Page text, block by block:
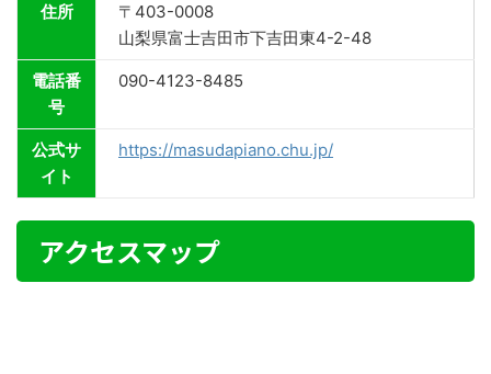
住所
〒403-0008
山梨県富士吉田市下吉田東4-2-48
電話番
号
090-4123-8485
公式サ
イト
https://masudapiano.chu.jp/
アクセスマップ